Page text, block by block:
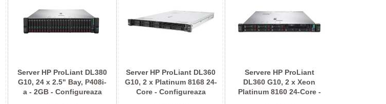
Server HP ProLiant DL380
G10, 24 x 2.5" Bay, P408i-
a - 2GB - Configureaza
Server HP ProLiant DL360
G10, 2 x Platinum 8168 24-
Core - Configureaza
Servere HP ProLiant
DL360 G10, 2 x Xeon
Platinum 8160 24-Core -